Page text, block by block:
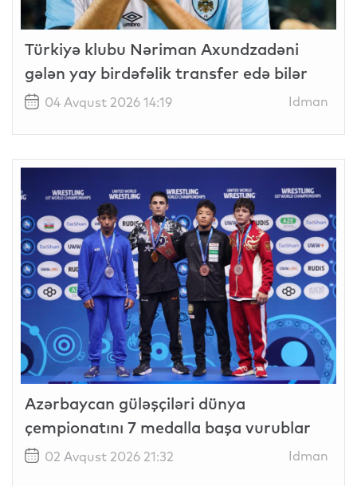
Türkiyə klubu Nəriman Axundzadəni
gələn yay birdəfəlik transfer edə bilər
04 Avqust 2026 14:19 Idman
Azərbaycan güləşçiləri dünya
çempionatını 7 medalla başa vurublar
02 Avqust 2026 21:32 Idman